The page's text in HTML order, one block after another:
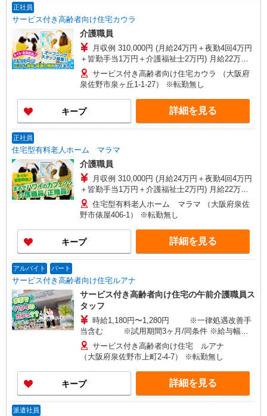
正社員
サービス付き高齢者向け住宅カウラ
介護職員
月収例 310,000円 (月給24万円＋夜勤4回4万円
＋皆勤手当1万円＋介護福祉士2万円) 月給22万
円〜32万円 ※一律処遇改善手当含む ※ベースア
ップ加算給別途支給 ※別途皆勤手当（1万円）、
夜勤手当（1万円/回）有 ［別途資格手当］実務者
研修：1万円、介護福祉士：2万円、 ※給与幅は経
験・能力による
サービス付き高齢者向け住宅カウラ （大阪府
泉佐野市泉ヶ丘1-1-27） ※転勤無し
キープ 詳細を見る
正社員
住宅型有料老人ホーム マラマ
介護職員
月収例 310,000円 (月給24万円＋夜勤4回4万円
＋皆勤手当1万円＋介護福祉士2万円) 月給22万
円〜32万円 ※一律処遇改善手当含む ※ベースア
ップ加算給別途支給 ※別途皆勤手当（1万円）、
夜勤手当（1万円/回）有 ［別途資格手当］実務者
研修：1万円、介護福祉士：2万円、 ※給与幅は経
験・能力による
住宅型有料老人ホーム マラマ （大阪府泉佐
野市俵屋406-1） ※転勤無し
キープ 詳細を見る
アルバイト パート
サービス付き高齢者向け住宅ルアナ
サービス付き高齢者向け住宅の午前介護職員ス
タッフ
時給1,180円〜1,280円 ※一律処遇改善手
当含む ※試用期間3ヶ月/同条件 ※給与幅は
経験・能力による ※ベースアップ加算給別途支給
サービス付き高齢者向け住宅 ルアナ
（大阪府泉佐野市上町2-4-7） ※転勤無し
キープ 詳細を見る
派遣社員